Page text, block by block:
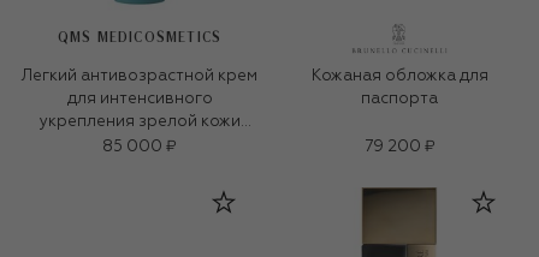
QMS MEDICOSMETICS
Легкий антивозрастной крем
для интенсивного
укрепления зрелой кожи
«3D-коллаген» (50ml)
85 000 ₽
Кожаная обложка для
паспорта
79 200 ₽